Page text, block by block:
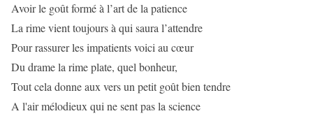
Avoir le goût formé à l’art de la patience
La rime vient toujours à qui saura l’attendre
Pour rassurer les impatients voici au cœur
Du drame la rime plate, quel bonheur,
Tout cela donne aux vers un petit goût bien tendre
A l'air mélodieux qui ne sent pas la science